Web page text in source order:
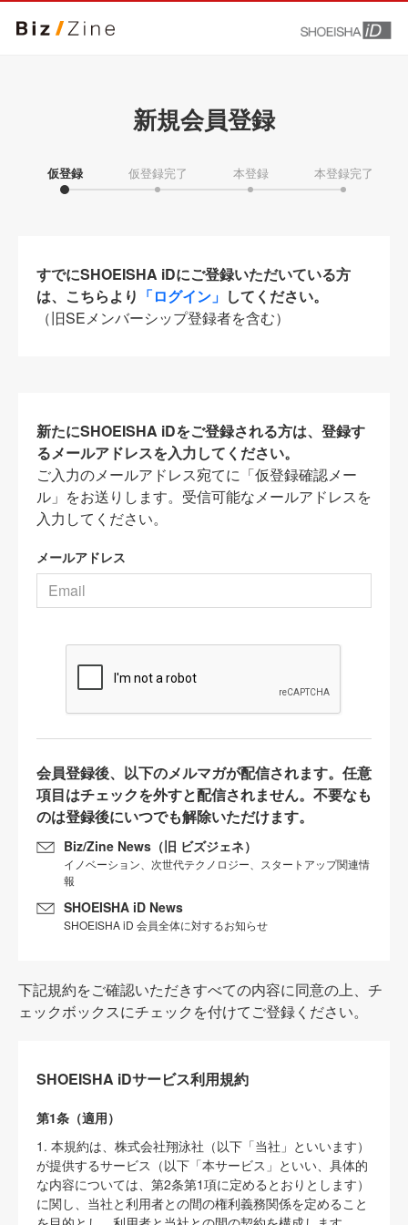
新規会員登録
仮登録 仮登録完了 本登録 本登録完了
すでにSHOEISHA iDにご登録いただいている方
は、こちらより 「ログイン」 してください。
（旧SEメンバーシップ登録者を含む）
新たにSHOEISHA iDをご登録される方は、登録す
るメールアドレスを入力してください。
ご入力のメールアドレス宛てに「仮登録確認メー
ル」をお送りします。受信可能なメールアドレスを
入力してください。
メールアドレス
会員登録後、以下のメルマガが配信されます。任意
項目はチェックを外すと配信されません。不要なも
のは登録後にいつでも解除いただけます。
Biz/Zine News（旧 ビズジェネ）
イノベーション、次世代テクノロジー、スタートアップ関連情
報
SHOEISHA iD News
SHOEISHA iD 会員全体に対するお知らせ
下記規約をご確認いただきすべての内容に同意の上、チ
ェックボックスにチェックを付けてご登録ください。
SHOEISHA iDサービス利用規約
第1条（適用）
1. 本規約は、株式会社翔泳社（以下「当社」といいます）
が提供するサービス（以下「本サービス」といい、具体的
な内容については、第2条第1項に定めるとおりとします）
に関し、当社と利用者との間の権利義務関係を定めること